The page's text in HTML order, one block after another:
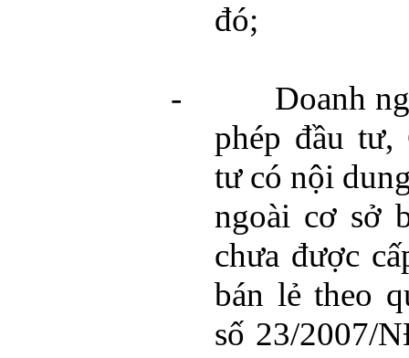
đó;
-
Doanh
phép đầu tư,
tư có nội
ngoài cơ sở
chưa được
bán lẻ theo
số 23/2007/